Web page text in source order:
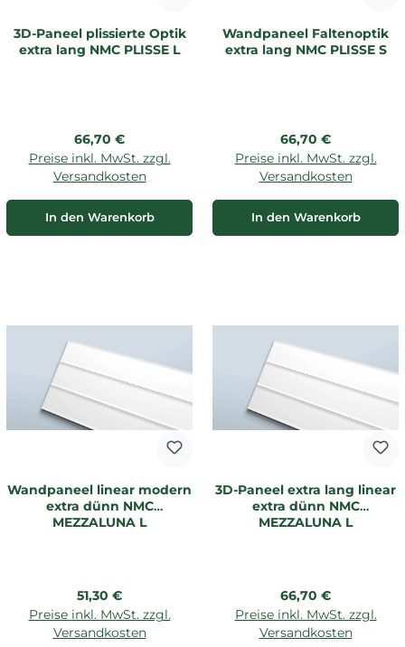
3D-Paneel plissierte Optik
extra lang NMC PLISSE L
Regulärer Preis:
66,70 €
Preise inkl. MwSt. zzgl.
Versandkosten
In den Warenkorb
Wandpaneel Faltenoptik
extra lang NMC PLISSE S
Regulärer Preis:
66,70 €
Preise inkl. MwSt. zzgl.
Versandkosten
In den Warenkorb
Wandpaneel linear modern
extra dünn NMC
MEZZALUNA L
Regulärer Preis:
51,30 €
Preise inkl. MwSt. zzgl.
Versandkosten
3D-Paneel extra lang linear
extra dünn NMC
MEZZALUNA L
Regulärer Preis:
66,70 €
Preise inkl. MwSt. zzgl.
Versandkosten